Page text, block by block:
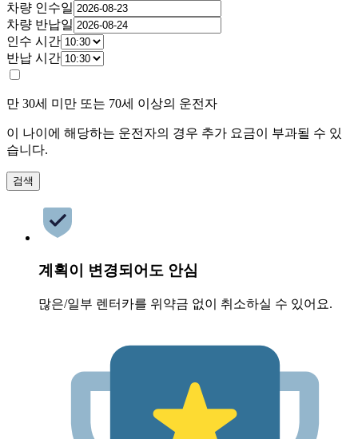
차량 인수일
차량 반납일
인수 시간
반납 시간
만 30세 미만 또는 70세 이상의 운전자
이 나이에 해당하는 운전자의 경우 추가 요금이 부과될 수 있
습니다.
검색
계획이 변경되어도 안심
많은/일부 렌터카를 위약금 없이 취소하실 수 있어요.